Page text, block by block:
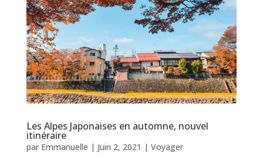
Les Alpes Japonaises en automne, nouvel
itinéraire
par Emmanuelle | Juin 2, 2021 | Voyager